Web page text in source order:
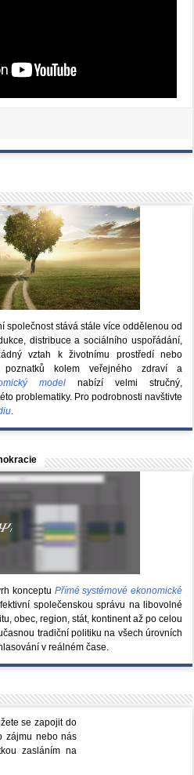
společnost stává stále více oddělenou od
distribuce a sociálního uspořádání,
vztah k životnímu prostředí nebo
poznatků kolem veřejného zdraví a
model nabízí velmi stručný,
problematiky. Pro podrobnosti navštivte
.
konceptu Přímé systémové ekonomické
společenskou správu na libovolné
obec, region, stát, kontinent až po celou
tradiční politiku na všech úrovních
v reálném čase.
se zapojit do
zájmu nebo nás
zasláním na